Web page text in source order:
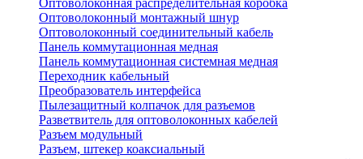
Оптоволоконная распределительная коробка
Оптоволоконный монтажный шнур
Оптоволоконный соединительный кабель
Панель коммутационная медная
Панель коммутационная системная медная
Переходник кабельный
Преобразователь интерфейса
Пылезащитный колпачок для разъемов
Разветвитель для оптоволоконных кабелей
Разъем модульный
Разъем, штекер коаксиальный